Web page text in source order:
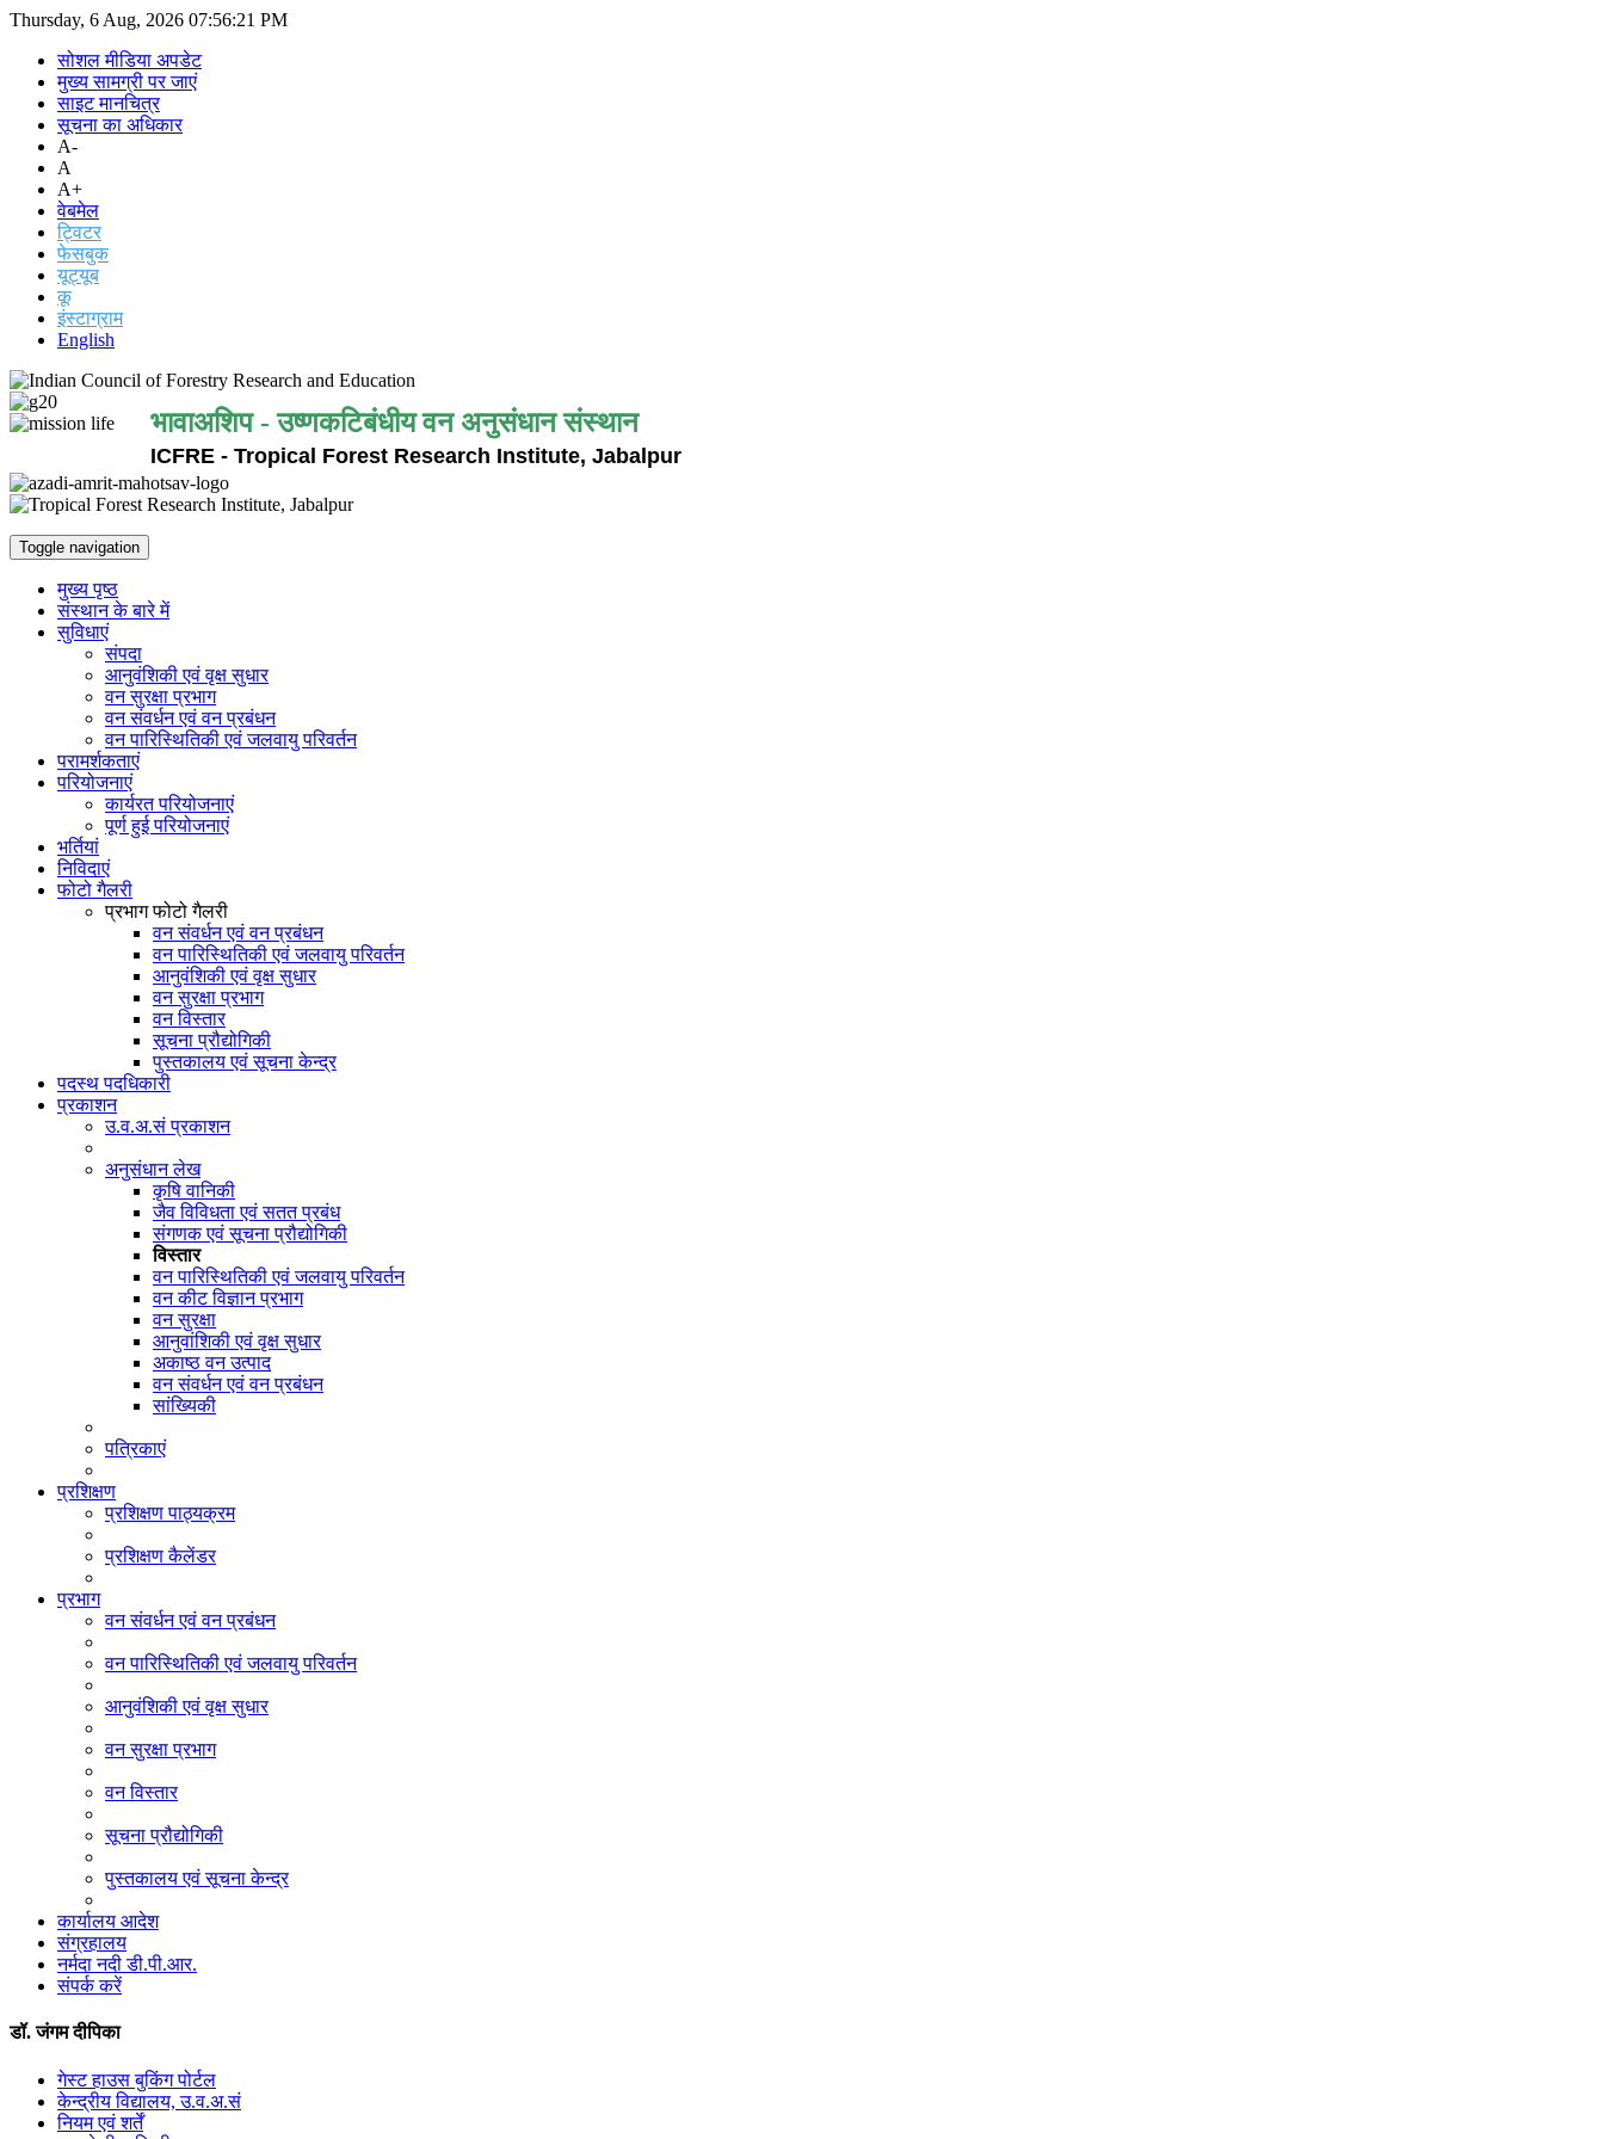
Thursday, 6 Aug, 2026 07:56:21 PM
सोशल मीडिया अपडेट
मुख्य सामग्री पर जाएं
साइट मानचित्र
सूचना का अधिकार
A-
A
A+
वेबमेल
ट्विटर
फेसबुक
यूट्यूब
कू
इंस्टाग्राम
English
भावाअशिप - उष्णकटिबंधीय वन अनुसंधान संस्थान
ICFRE - Tropical Forest Research Institute, Jabalpur
Toggle navigation
मुख्य पृष्ठ
संस्थान के बारे में
सुविधाएं
संपदा
आनुवंशिकी एवं वृक्ष सुधार
वन सुरक्षा प्रभाग
वन संवर्धन एवं वन प्रबंधन
वन पारिस्थितिकी एवं जलवायु परिवर्तन
परामर्शकताएं
परियोजनाएं
कार्यरत परियोजनाएं
पूर्ण हुई परियोजनाएं
भर्तियां
निविदाएं
फोटो गैलरी
प्रभाग फोटो गैलरी
वन संवर्धन एवं वन प्रबंधन
वन पारिस्थितिकी एवं जलवायु परिवर्तन
आनुवंशिकी एवं वृक्ष सुधार
वन सुरक्षा प्रभाग
वन विस्तार
सूचना प्रौद्योगिकी
पुस्तकालय एवं सूचना केन्द्र
पदस्थ पदधिकारी
प्रकाशन
उ.व.अ.सं प्रकाशन
अनुसंधान लेख
कृषि वानिकी
जैव विविधता एवं सतत प्रबंध
संगणक एवं सूचना प्रौद्योगिकी
विस्तार
वन पारिस्थितिकी एवं जलवायु परिवर्तन
वन कीट विज्ञान प्रभाग
वन सुरक्षा
आनुवांशिकी एवं वृक्ष सुधार
अकाष्ठ वन उत्पाद
वन संवर्धन एवं वन प्रबंधन
सांख्यिकी
पत्रिकाएं
प्रशिक्षण
प्रशिक्षण पाठ्यक्रम
प्रशिक्षण कैलेंडर
प्रभाग
वन संवर्धन एवं वन प्रबंधन
वन पारिस्थितिकी एवं जलवायु परिवर्तन
आनुवंशिकी एवं वृक्ष सुधार
वन सुरक्षा प्रभाग
वन विस्तार
सूचना प्रौद्योगिकी
पुस्तकालय एवं सूचना केन्द्र
कार्यालय आदेश
संग्रहालय
नर्मदा नदी डी.पी.आर.
संपर्क करें
डॉ. जंगम दीपिका
गेस्ट हाउस बुकिंग पोर्टल
केन्द्रीय विद्यालय, उ.व.अ.सं
नियम एवं शर्तें